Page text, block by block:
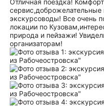
Отличная поездка!
экскурсоводы! Все очень
локации по
природа и пейзажи!
организаторам!